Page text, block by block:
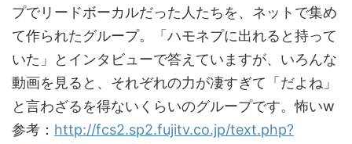
プでリードボーカルだった人たちを、ネットで集め
て作られたグループ。「ハモネプに出れると持って
いた」とインタビューで答えていますが、いろんな
動画を見ると、それぞれの力が凄すぎて「だよね」
と言わざるを得ないくらいのグループです。怖いw
参考： http://fcs2.sp2.fujitv.co.jp/text.php?